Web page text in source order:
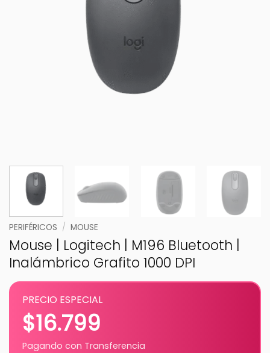
PERIFÉRICOS / MOUSE
Mouse | Logitech | M196 Bluetooth |
Inalámbrico Grafito 1000 DPI
PRECIO ESPECIAL
$16.799
Pagando con Transferencia